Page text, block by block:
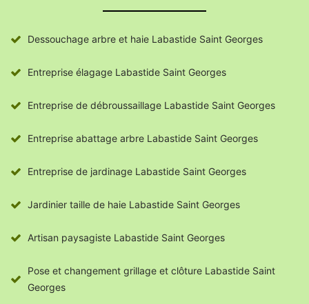
Dessouchage arbre et haie Labastide Saint Georges
Entreprise élagage Labastide Saint Georges
Entreprise de débroussaillage Labastide Saint Georges
Entreprise abattage arbre Labastide Saint Georges
Entreprise de jardinage Labastide Saint Georges
Jardinier taille de haie Labastide Saint Georges
Artisan paysagiste Labastide Saint Georges
Pose et changement grillage et clôture Labastide Saint
Georges